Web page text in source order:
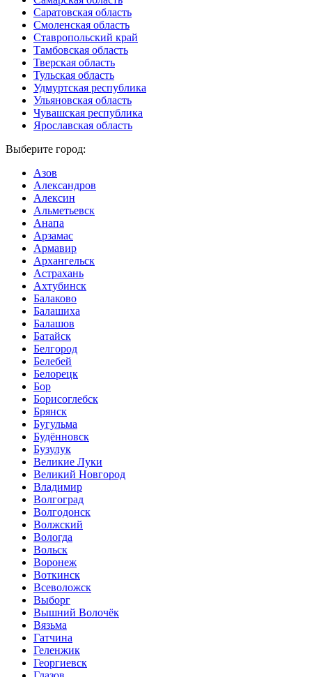
Саратовская область
Смоленская область
Ставропольский край
Тамбовская область
Тверская область
Тульская область
Удмуртская республика
Ульяновская область
Чувашская республика
Ярославская область
Выберите город:
Азов
Александров
Алексин
Альметьевск
Анапа
Арзамас
Армавир
Архангельск
Астрахань
Ахтубинск
Балаково
Балашиха
Балашов
Батайск
Белгород
Белебей
Белорецк
Бор
Борисоглебск
Брянск
Бугульма
Будённовск
Бузулук
Великие Луки
Великий Новгород
Владимир
Волгоград
Волгодонск
Волжский
Вологда
Вольск
Воронеж
Воткинск
Всеволожск
Выборг
Вышний Волочёк
Вязьма
Гатчина
Геленжик
Георгиевск